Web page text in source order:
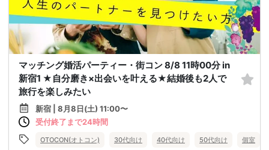
マッチング婚活パーティー・街コン 8/8 11時00分 in
新宿1 ★自分磨き×出会いを叶える★結婚後も2人で
旅行を楽しみたい
新宿 | 8月8日(土) 11:00〜
受付終了まで24時間
OTOCON(オトコン) 30代向け 40代向け 50代向け 個室